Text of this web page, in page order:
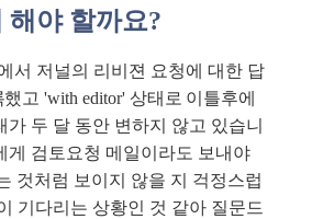
해야 할까요?
서 저널의 리비젼 요청에 대한 답
고 'with editor' 상태로 이틀후에
가 두 달 동안 변하지 않고 있습니
게 검토요청 메일이라도 보내야
것처럼 보이지 않을 지 걱정스럽
기다리는 상황인 것 같아 질문드